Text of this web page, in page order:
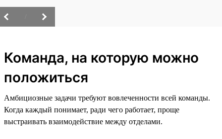
Команда, на которую можно
положиться
Амбициозные задачи требуют вовлеченности всей команды.
Когда каждый понимает, ради чего работает, проще
выстраивать взаимодействие между отделами.